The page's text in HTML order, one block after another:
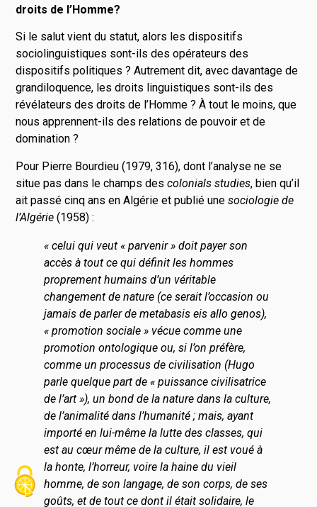
droits de l’Homme?
Si le salut vient du statut, alors les dispositifs
sociolinguistiques sont-ils des opérateurs des
dispositifs politiques ? Autrement dit, avec davantage de
grandiloquence, les droits linguistiques sont-ils des
révélateurs des droits de l’Homme ? À tout le moins, que
nous apprennent-ils des relations de pouvoir et de
domination ?
Pour Pierre Bourdieu (1979, 316), dont l’analyse ne se
situe pas dans le champs descolonials studies, bien qu’il
ait passé cinq ans en Algérie et publié unesociologie de
l’Algérie(1958) :
« celui qui veut « parvenir » doit payer son
accès à tout ce qui définit les hommes
proprement humains d’un véritable
changement de nature (ce serait l’occasion ou
jamais de parler de metabasis eis allo genos),
« promotion sociale » vécue comme une
promotion ontologique ou, si l’on préfère,
comme un processus de civilisation (Hugo
parle quelque part de « puissance civilisatrice
de l’art »), un bond de la nature dans la culture,
de l’animalité dans l’humanité ; mais, ayant
importé en lui-même la lutte des classes, qui
est au cœur même de la culture, il est voué à
la honte, l’horreur, voire la haine du vieil
homme, de son langage, de son corps, de ses
goûts, et de tout ce dont il était solidaire, le